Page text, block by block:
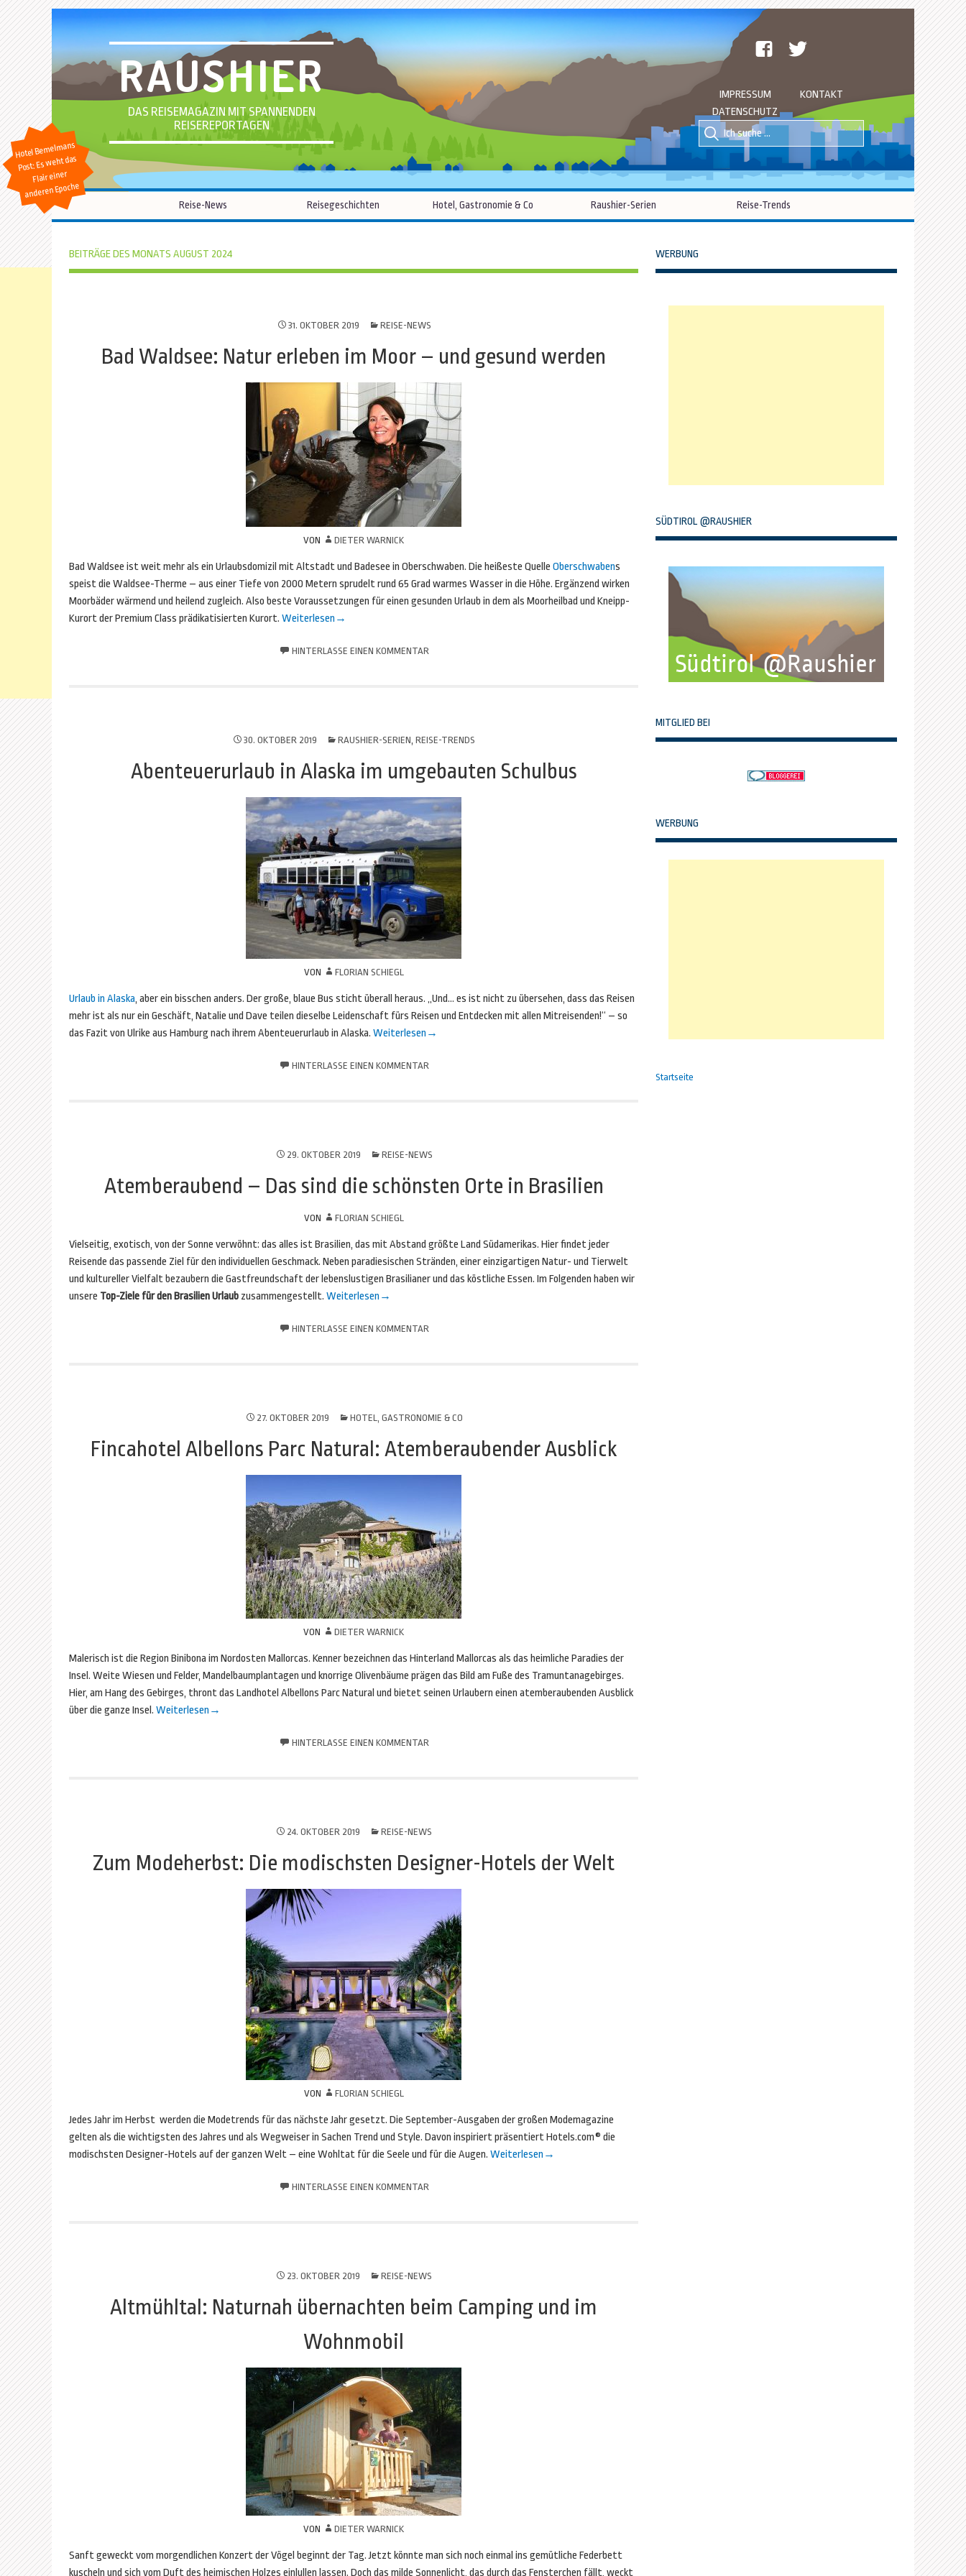
RAUSHIER
DAS REISEMAGAZIN MIT SPANNENDEN
REISEREPORTAGEN
facebook
IMPRESSUM
KONTAKT
DATENSCHUTZ
Suche
nach::
Suche
nach:
Hotel Bemelmans
Post: Es weht das
Flair einer
anderen Epoche
Reise-News Reisegeschichten Hotel, Gastronomie & Co Raushier-Serien Reise-Trends
BEITRÄGE DES MONATS AUGUST 2024
31. OKTOBER 2019 REISE-NEWS
Bad Waldsee: Natur erleben im Moor – und gesund werden
VON DIETER WARNICK
Bad Waldsee ist weit mehr als ein Urlaubsdomizil mit Altstadt und Badesee in Oberschwaben. Die heißeste Quelle Oberschwabens
speist die Waldsee-Therme – aus einer Tiefe von 2000 Metern sprudelt rund 65 Grad warmes Wasser in die Höhe. Ergänzend wirken
Moorbäder wärmend und heilend zugleich. Also beste Voraussetzungen für einen gesunden Urlaub in dem als Moorheilbad und Kneipp-
Kurort der Premium Class prädikatisierten Kurort. Weiterlesen →
HINTERLASSE EINEN KOMMENTAR
30. OKTOBER 2019 RAUSHIER-SERIEN, REISE-TRENDS
Abenteuerurlaub in Alaska im umgebauten Schulbus
VON FLORIAN SCHIEGL
Urlaub in Alaska, aber ein bisschen anders. Der große, blaue Bus sticht überall heraus. „Und… es ist nicht zu übersehen, dass das Reisen
mehr ist als nur ein Geschäft, Natalie und Dave teilen dieselbe Leidenschaft fürs Reisen und Entdecken mit allen Mitreisenden!“ – so
das Fazit von Ulrike aus Hamburg nach ihrem Abenteuerurlaub in Alaska. Weiterlesen →
HINTERLASSE EINEN KOMMENTAR
29. OKTOBER 2019 REISE-NEWS
Atemberaubend – Das sind die schönsten Orte in Brasilien
VON FLORIAN SCHIEGL
Vielseitig, exotisch, von der Sonne verwöhnt: das alles ist Brasilien, das mit Abstand größte Land Südamerikas. Hier findet jeder
Reisende das passende Ziel für den individuellen Geschmack. Neben paradiesischen Stränden, einer einzigartigen Natur- und Tierwelt
und kultureller Vielfalt bezaubern die Gastfreundschaft der lebenslustigen Brasilianer und das köstliche Essen. Im Folgenden haben wir
unsere Top-Ziele für den Brasilien Urlaub zusammengestellt. Weiterlesen →
HINTERLASSE EINEN KOMMENTAR
27. OKTOBER 2019 HOTEL, GASTRONOMIE & CO
Fincahotel Albellons Parc Natural: Atemberaubender Ausblick
VON DIETER WARNICK
Malerisch ist die Region Binibona im Nordosten Mallorcas. Kenner bezeichnen das Hinterland Mallorcas als das heimliche Paradies der
Insel. Weite Wiesen und Felder, Mandelbaumplantagen und knorrige Olivenbäume prägen das Bild am Fuße des Tramuntanagebirges.
Hier, am Hang des Gebirges, thront das Landhotel Albellons Parc Natural und bietet seinen Urlaubern einen atemberaubenden Ausblick
über die ganze Insel. Weiterlesen →
HINTERLASSE EINEN KOMMENTAR
24. OKTOBER 2019 REISE-NEWS
Zum Modeherbst: Die modischsten Designer-Hotels der Welt
VON FLORIAN SCHIEGL
Jedes Jahr im Herbst werden die Modetrends für das nächste Jahr gesetzt. Die September-Ausgaben der großen Modemagazine
gelten als die wichtigsten des Jahres und als Wegweiser in Sachen Trend und Style. Davon inspiriert präsentiert Hotels.com® die
modischsten Designer-Hotels auf der ganzen Welt – eine Wohltat für die Seele und für die Augen. Weiterlesen →
HINTERLASSE EINEN KOMMENTAR
23. OKTOBER 2019 REISE-NEWS
Altmühltal: Naturnah übernachten beim Camping und im
Wohnmobil
VON DIETER WARNICK
Sanft geweckt vom morgendlichen Konzert der Vögel beginnt der Tag. Jetzt könnte man sich noch einmal ins gemütliche Federbett
kuscheln und sich vom Duft des heimischen Holzes einlullen lassen. Doch das milde Sonnenlicht, das durch das Fensterchen fällt, weckt
WERBUNG
SÜDTIROL @RAUSHIER
MITGLIED BEI
WERBUNG
Startseite